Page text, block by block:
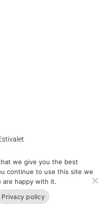
Privacy Policy Sitemap
we give you the best
continue to use this site we
are happy with it.
Privacy policy